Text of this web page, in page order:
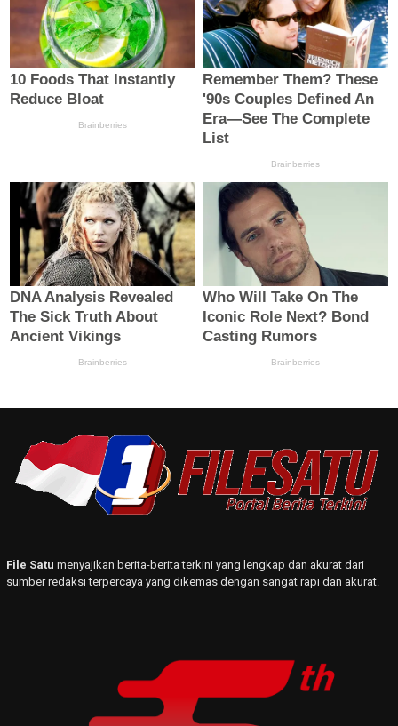
File Satu menyajikan berita-berita terkini yang lengkap dan akurat dari
sumber redaksi terpercaya yang dikemas dengan sangat rapi dan akurat.